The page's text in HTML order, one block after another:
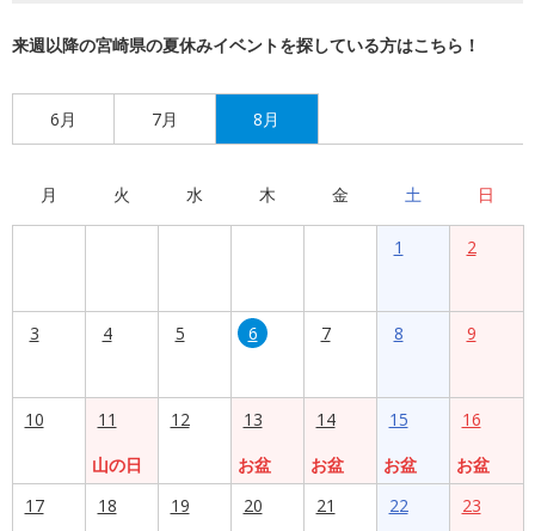
来週以降の宮崎県の夏休みイベントを探している方はこちら！
6月 7月 8月
月 火 水 木 金 土 日
1 2
3 4 5 6 7 8 9
10
11
山の日
12
13
お盆
14
お盆
15
お盆
16
お盆
17
18 19 20 21 22 23